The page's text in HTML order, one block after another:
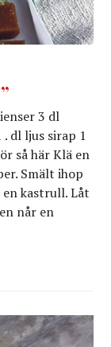
3 dl
dl ljus sirap 1
så här Klä en
Smält ihop
en kastrull. Låt
når en
utlovas!”